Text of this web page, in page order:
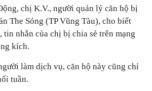
chị K.V., người quản lý căn hộ bị
The Sóng (TP Vũng Tàu), cho biết
nhắn của chị bị chia sẻ trên mạng
kích.
làm dịch vụ, căn hộ này cũng chỉ
tuần.